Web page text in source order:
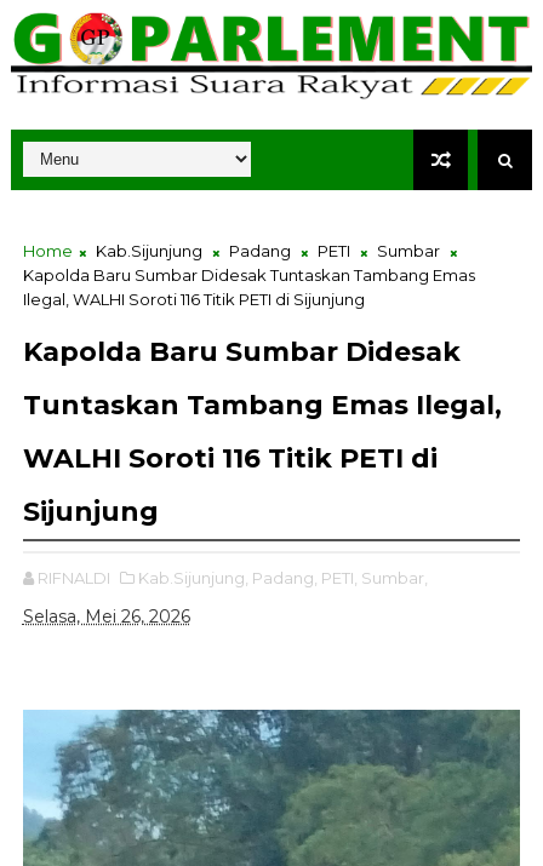
Home Kab.Sijunjung Padang PETI
Sumbar
Kapolda Baru Sumbar Didesak Tuntaskan Tambang Emas
Ilegal, WALHI Soroti 116 Titik PETI di Sijunjung
Kapolda Baru Sumbar Didesak
Tuntaskan Tambang Emas Ilegal,
WALHI Soroti 116 Titik PETI di
Sijunjung
RIFNALDI Kab.Sijunjung, Padang, PETI, Sumbar,
Selasa, Mei 26, 2026